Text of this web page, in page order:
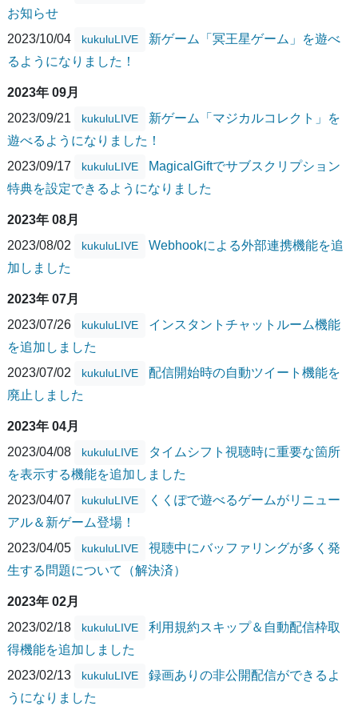
お知らせ
2023/10/04
kukuluLIVE
新ゲーム「冥王星ゲーム」を遊べ
るようになりました！
2023年 09月
2023/09/21
kukuluLIVE
新ゲーム「マジカルコレクト」を
遊べるようになりました！
2023/09/17
kukuluLIVE
MagicalGiftでサブスクリプション
特典を設定できるようになりました
2023年 08月
2023/08/02
kukuluLIVE
Webhookによる外部連携機能を追
加しました
2023年 07月
2023/07/26
kukuluLIVE
インスタントチャットルーム機能
を追加しました
2023/07/02
kukuluLIVE
配信開始時の自動ツイート機能を
廃止しました
2023年 04月
2023/04/08
kukuluLIVE
タイムシフト視聴時に重要な箇所
を表示する機能を追加しました
2023/04/07
kukuluLIVE
くくぽで遊べるゲームがリニュー
アル＆新ゲーム登場！
2023/04/05
kukuluLIVE
視聴中にバッファリングが多く発
生する問題について（解決済）
2023年 02月
2023/02/18
kukuluLIVE
利用規約スキップ＆自動配信枠取
得機能を追加しました
2023/02/13
kukuluLIVE
録画ありの非公開配信ができるよ
うになりました